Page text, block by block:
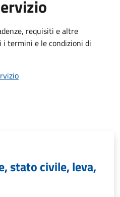
requisiti e altre
termini e le condizioni di
stato civile, leva,